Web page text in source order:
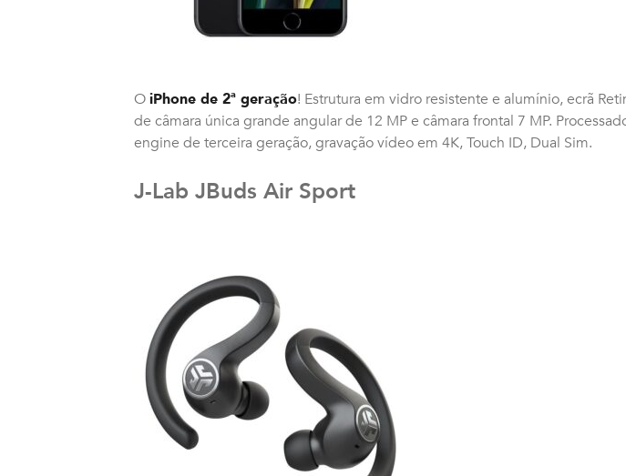
OiPhone de 2ª geração! Estrutura em vidro resistente e alumínio, ecrã
de câmara única grande angular de 12 MP e câmara frontal 7 MP.
engine de terceira geração, gravação vídeo em 4K, Touch ID, Dual Sim.
J-Lab JBuds Air Sport